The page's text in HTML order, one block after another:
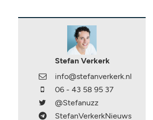
Stefan Verkerk
info@stefanverkerk.nl
06 - 43 58 95 37
@Stefanuzz
StefanVerkerkNieuws